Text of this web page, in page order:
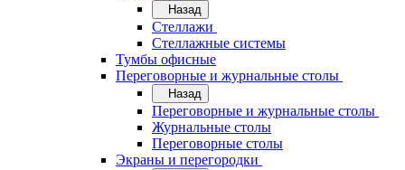
Назад
Стеллажи
Стеллажные системы
Тумбы офисные
Переговорные и журнальные столы
Назад
Переговорные и журнальные столы
Журнальные столы
Переговорные столы
Экраны и перегородки